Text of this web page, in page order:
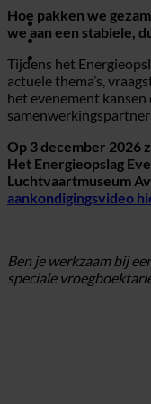
Tickets
Kennishub
Hoe pakken we
we aan een stabiele,
Tijdens het
actuele thema’s,
het evenement
Op 3 december 2026
Het Energieopslag
Luchtvaartmuseum
aankondigingsvideo
Ben je werkzaam bij
speciale